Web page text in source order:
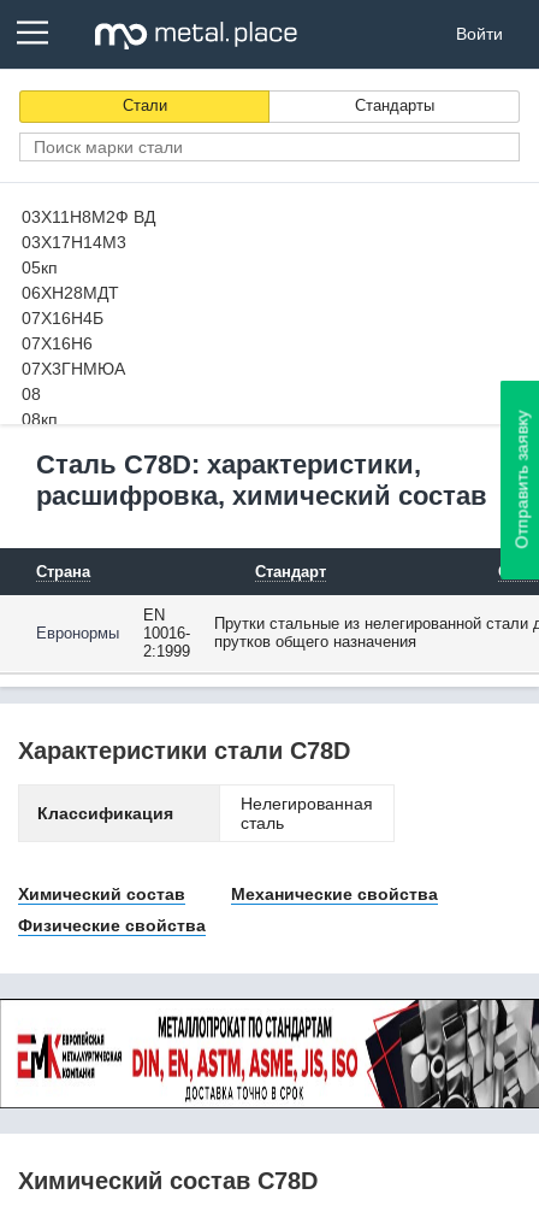
Войти
Стали Стандарты
03Х11Н8М2Ф ВД
03Х17Н14М3
05кп
06ХН28МДТ
07Х16Н4Б
07Х16Н6
07Х3ГНМЮА
08
08кп
08Х13
08х14МФ-Ш
08Х17Н5М3 / Х17Н5М3
08Х17Т
08Х18Г8Н2Т /
08Х18Н10
08Х18Н12Б
08Х22Н6Т
08Ю
09Г2С
09Х16Н4Б
10
10880
10895
10CrMo9-10
10NiCr5-4
10Г2С1
Сталь C78D: характеристики,
расшифровка, химический состав
Страна Стандарт
Евронормы
EN
10016-
2:1999
Прутки стальные из нелегированной
прутков общего назначения
Характеристики стали C78D
Классификация
Нелегированная
сталь
Химический состав
Механические свойства
Физические свойства
Химический состав C78D
Отправить заявку